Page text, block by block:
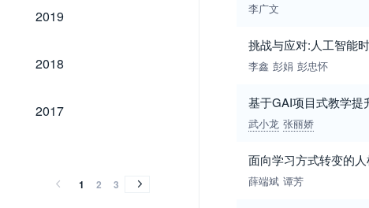
2019
2019
2018
2018
2017
2017
1 2 3
李广文
挑战与应对:人工智能
李鑫 彭娟 彭忠怀
基于GAI项目式教学提
武小龙 张丽娇
面向学习方式转变的
薛端斌 谭芳